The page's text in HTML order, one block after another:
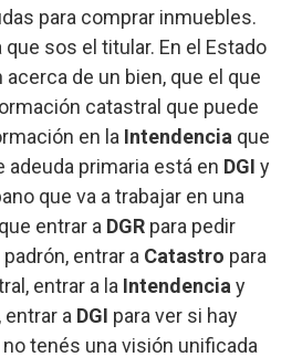
para comprar inmuebles.
sos el titular. En el Estado
de un bien, que el que
catastral que puede
en la Intendencia que
adeuda primaria está en DGI y
que va a trabajar en una
entrar a DGR para pedir
entrar a Catastro para
entrar a la Intendencia y
a DGI para ver si hay
tenés una visión unificada